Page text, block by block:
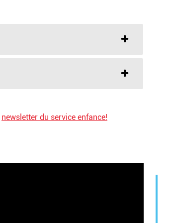
newsletter du service enfance!